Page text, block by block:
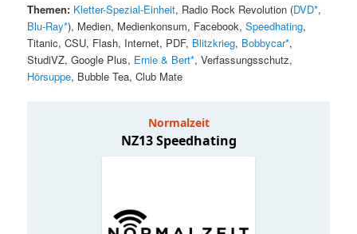
Themen: Kletter-Spezial-Einheit, Radio Rock Revolution (DVD*,
Blu-Ray*), Medien, Medienkonsum, Facebook,Speedhating,
Titanic, CSU, Flash, Internet, PDF, Blitzkrieg, Bobbycar*,
StudiVZ, Google Plus, Ernie & Bert*, Verfassungsschutz,
Hörsuppe, Bubble Tea, Club Mate